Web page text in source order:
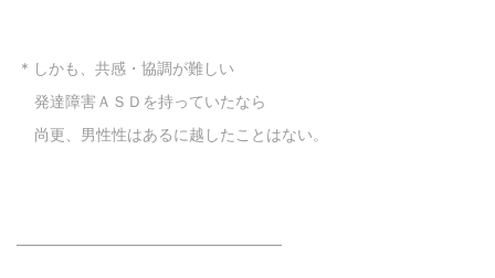
* しかも、共感・協調が難しい
発達障害ＡＳＤを持っていたなら
尚更、男性性はあるに越したことはない。
————————————————